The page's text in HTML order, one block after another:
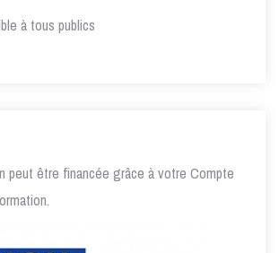
à tous publics
peut être financée grâce à votre Compte